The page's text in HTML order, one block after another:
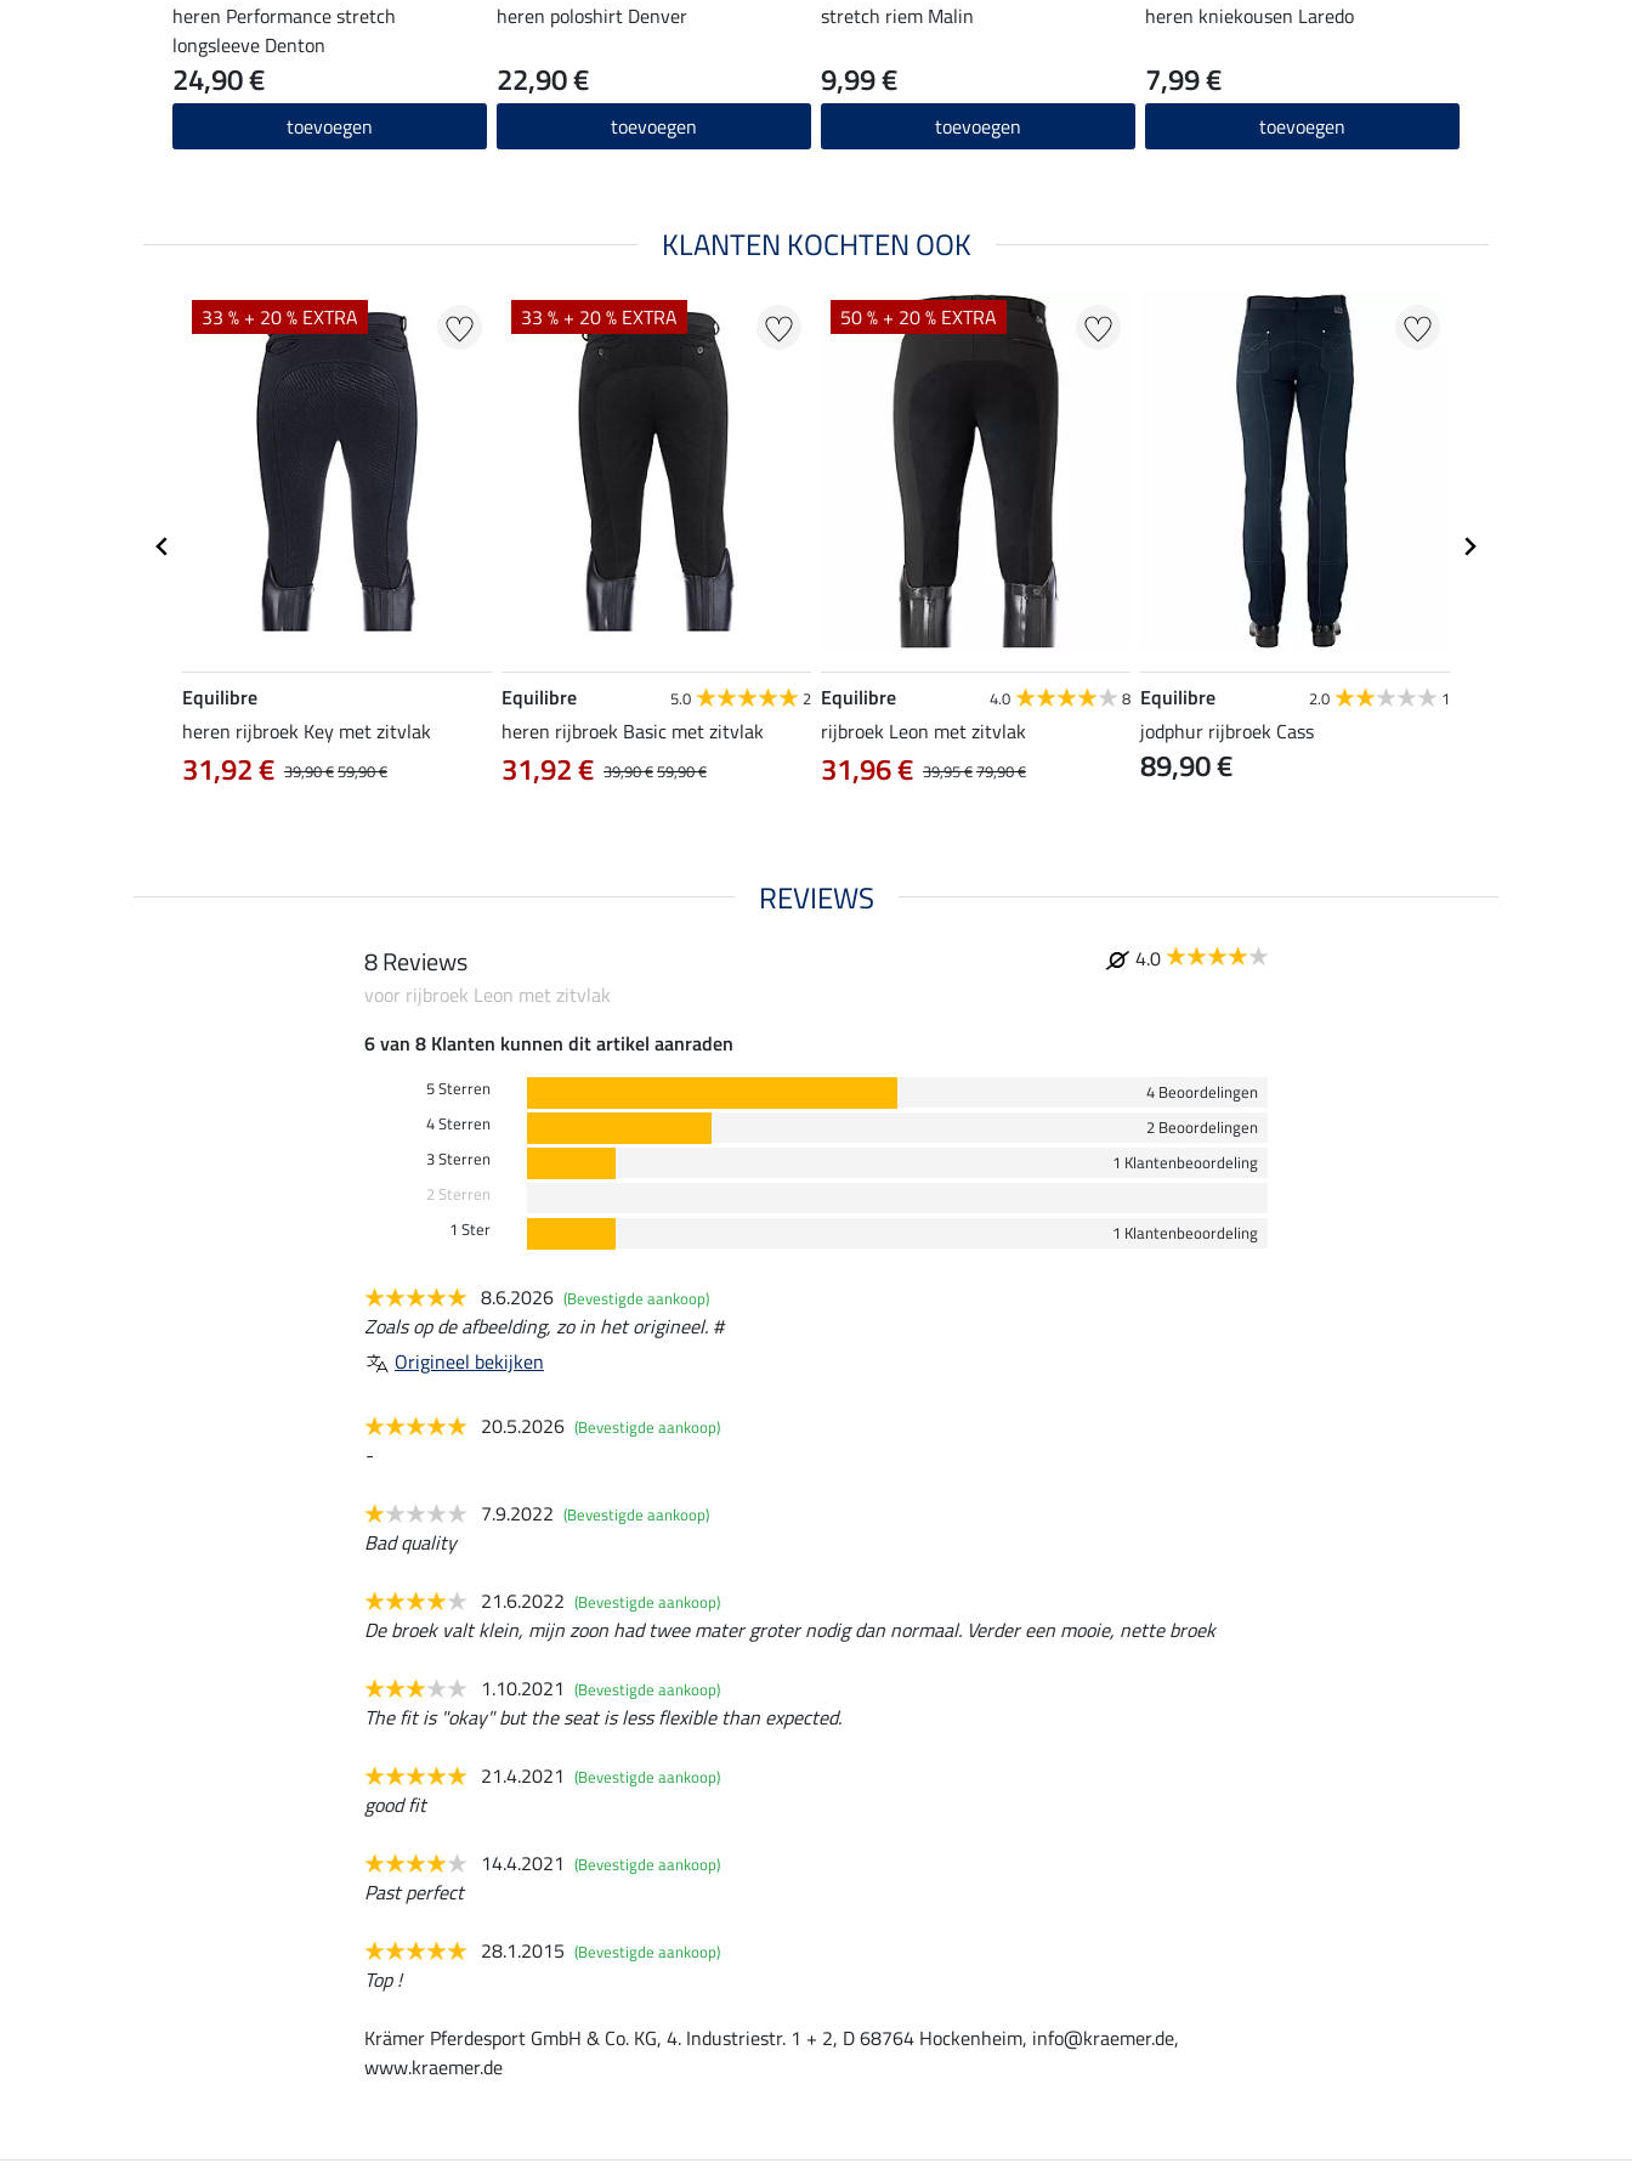
heren Performance stretch
longsleeve Denton
24,90 €
toevoegen
heren poloshirt Denver
22,90 €
toevoegen
stretch riem Malin
9,99 €
toevoegen
heren kniekousen Laredo
7,99 €
toevoegen
KLANTEN KOCHTEN OOK
33 % + 20 % EXTRA
Equilibre
heren rijbroek Key met zitvlak
39,90 €59,90 €
31,92 €
33 % + 20 % EXTRA
Equilibre 5.0 2
heren rijbroek Basic met zitvlak
39,90 €59,90 €
31,92 €
50 % + 20 % EXTRA
Equilibre 4.0 8
rijbroek Leon met zitvlak
39,95 €79,90 €
31,96 €
Equilibre 2.0 1
jodphur rijbroek Cass
89,90 €
REVIEWS
8 Reviews
4.0
voor rijbroek Leon met zitvlak
6 van 8 Klanten kunnen dit artikel aanraden
5 Sterren
4 Beoordelingen
4 Sterren
2 Beoordelingen
3 Sterren
1 Klantenbeoordeling
2 Sterren
1 Ster
1 Klantenbeoordeling
8.6.2026 (Bevestigde aankoop)
Zoals op de afbeelding, zo in het origineel. #
Origineel bekijken
20.5.2026 (Bevestigde aankoop)
-
7.9.2022 (Bevestigde aankoop)
Bad quality
21.6.2022 (Bevestigde aankoop)
De broek valt klein, mijn zoon had twee mater groter nodig dan normaal. Verder een mooie, nette broek
1.10.2021 (Bevestigde aankoop)
The fit is "okay" but the seat is less flexible than expected.
21.4.2021 (Bevestigde aankoop)
good fit
14.4.2021 (Bevestigde aankoop)
Past perfect
28.1.2015 (Bevestigde aankoop)
Top !
Krämer Pferdesport GmbH & Co. KG, 4. Industriestr. 1 + 2, D 68764 Hockenheim, info@kraemer.de,
www.kraemer.de